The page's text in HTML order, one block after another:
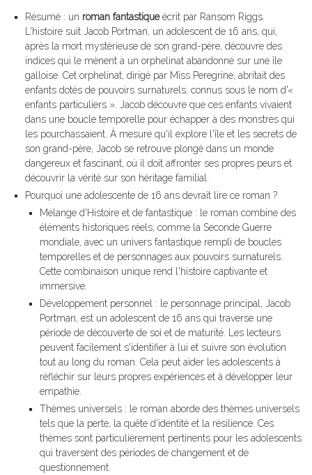
Résumé : un roman fantastiqueécrit par Ransom Riggs.
L'histoire suit Jacob Portman, un adolescent de 16 ans, qui,
après la mort mystérieuse de son grand-père, découvre des
indices qui le mènent à un orphelinat abandonné sur une île
galloise. Cet orphelinat, dirigé par Miss Peregrine, abritait des
enfants dotés de pouvoirs surnaturels, connus sous le nom d'«
enfants particuliers ». Jacob découvre que ces enfants vivaient
dans une boucle temporelle pour échapper à des monstres qui
les pourchassaient. À mesure qu'il explore l'île et les secrets de
son grand-père, Jacob se retrouve plongé dans un monde
dangereux et fascinant, où il doit affronter ses propres peurs et
découvrir la vérité sur son héritage familial.
Pourquoi une adolescente de 16 ans devrait lire ce roman ?
Mélange d'Histoire et de fantastique : le roman combine des
éléments historiques réels, comme la Seconde Guerre
mondiale, avec un univers fantastique rempli de boucles
temporelles et de personnages aux pouvoirs surnaturels.
Cette combinaison unique rend l'histoire captivante et
immersive.
Développement personnel : le personnage principal, Jacob
Portman, est un adolescent de 16 ans qui traverse une
période de découverte de soi et de maturité. Les lecteurs
peuvent facilement s'identifier à lui et suivre son évolution
tout au long du roman. Cela peut aider les adolescents à
réfléchir sur leurs propres expériences et à développer leur
empathie.
Thèmes universels : le roman aborde des thèmes universels
tels que la perte, la quête d'identité et la résilience. Ces
thèmes sont particulièrement pertinents pour les adolescents
qui traversent des périodes de changement et de
questionnement.